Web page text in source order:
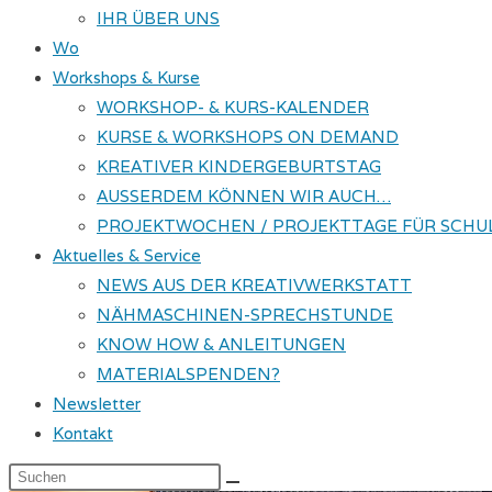
IHR ÜBER UNS
Wo
Workshops & Kurse
WORKSHOP- & KURS-KALENDER
KURSE & WORKSHOPS ON DEMAND
KREATIVER KINDERGEBURTSTAG
AUSSERDEM KÖNNEN WIR AUCH…
PROJEKTWOCHEN / PROJEKTTAGE FÜR
Aktuelles & Service
NEWS AUS DER KREATIVWERKSTATT
NÄHMASCHINEN-SPRECHSTUNDE
KNOW HOW & ANLEITUNGEN
MATERIALSPENDEN?
Newsletter
Kontakt